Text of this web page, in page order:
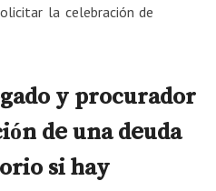
la celebración de
y procurador
de una deuda
si hay